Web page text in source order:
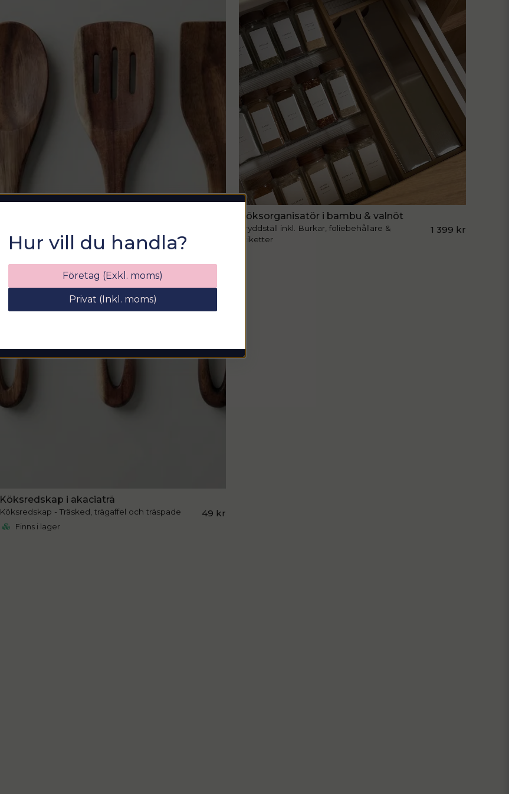
Skicka fråga
Köksredskap i akaciaträ
Köksredskap - Träsked, trägaffel och träspade 49 kr
Finns i lager
Köksorganisatör i bambu & valnöt
Kryddställ inkl. Burkar, foliebehållare &
etiketter
1 399 kr
Sommarfixa med
Sortix! 15% rabatt
Ange din e-postadress nedan för att få en
rabattkod på hela ditt köp
email
Hur vill du handla?
Företag (Exkl. moms)
Privat (Inkl. moms)